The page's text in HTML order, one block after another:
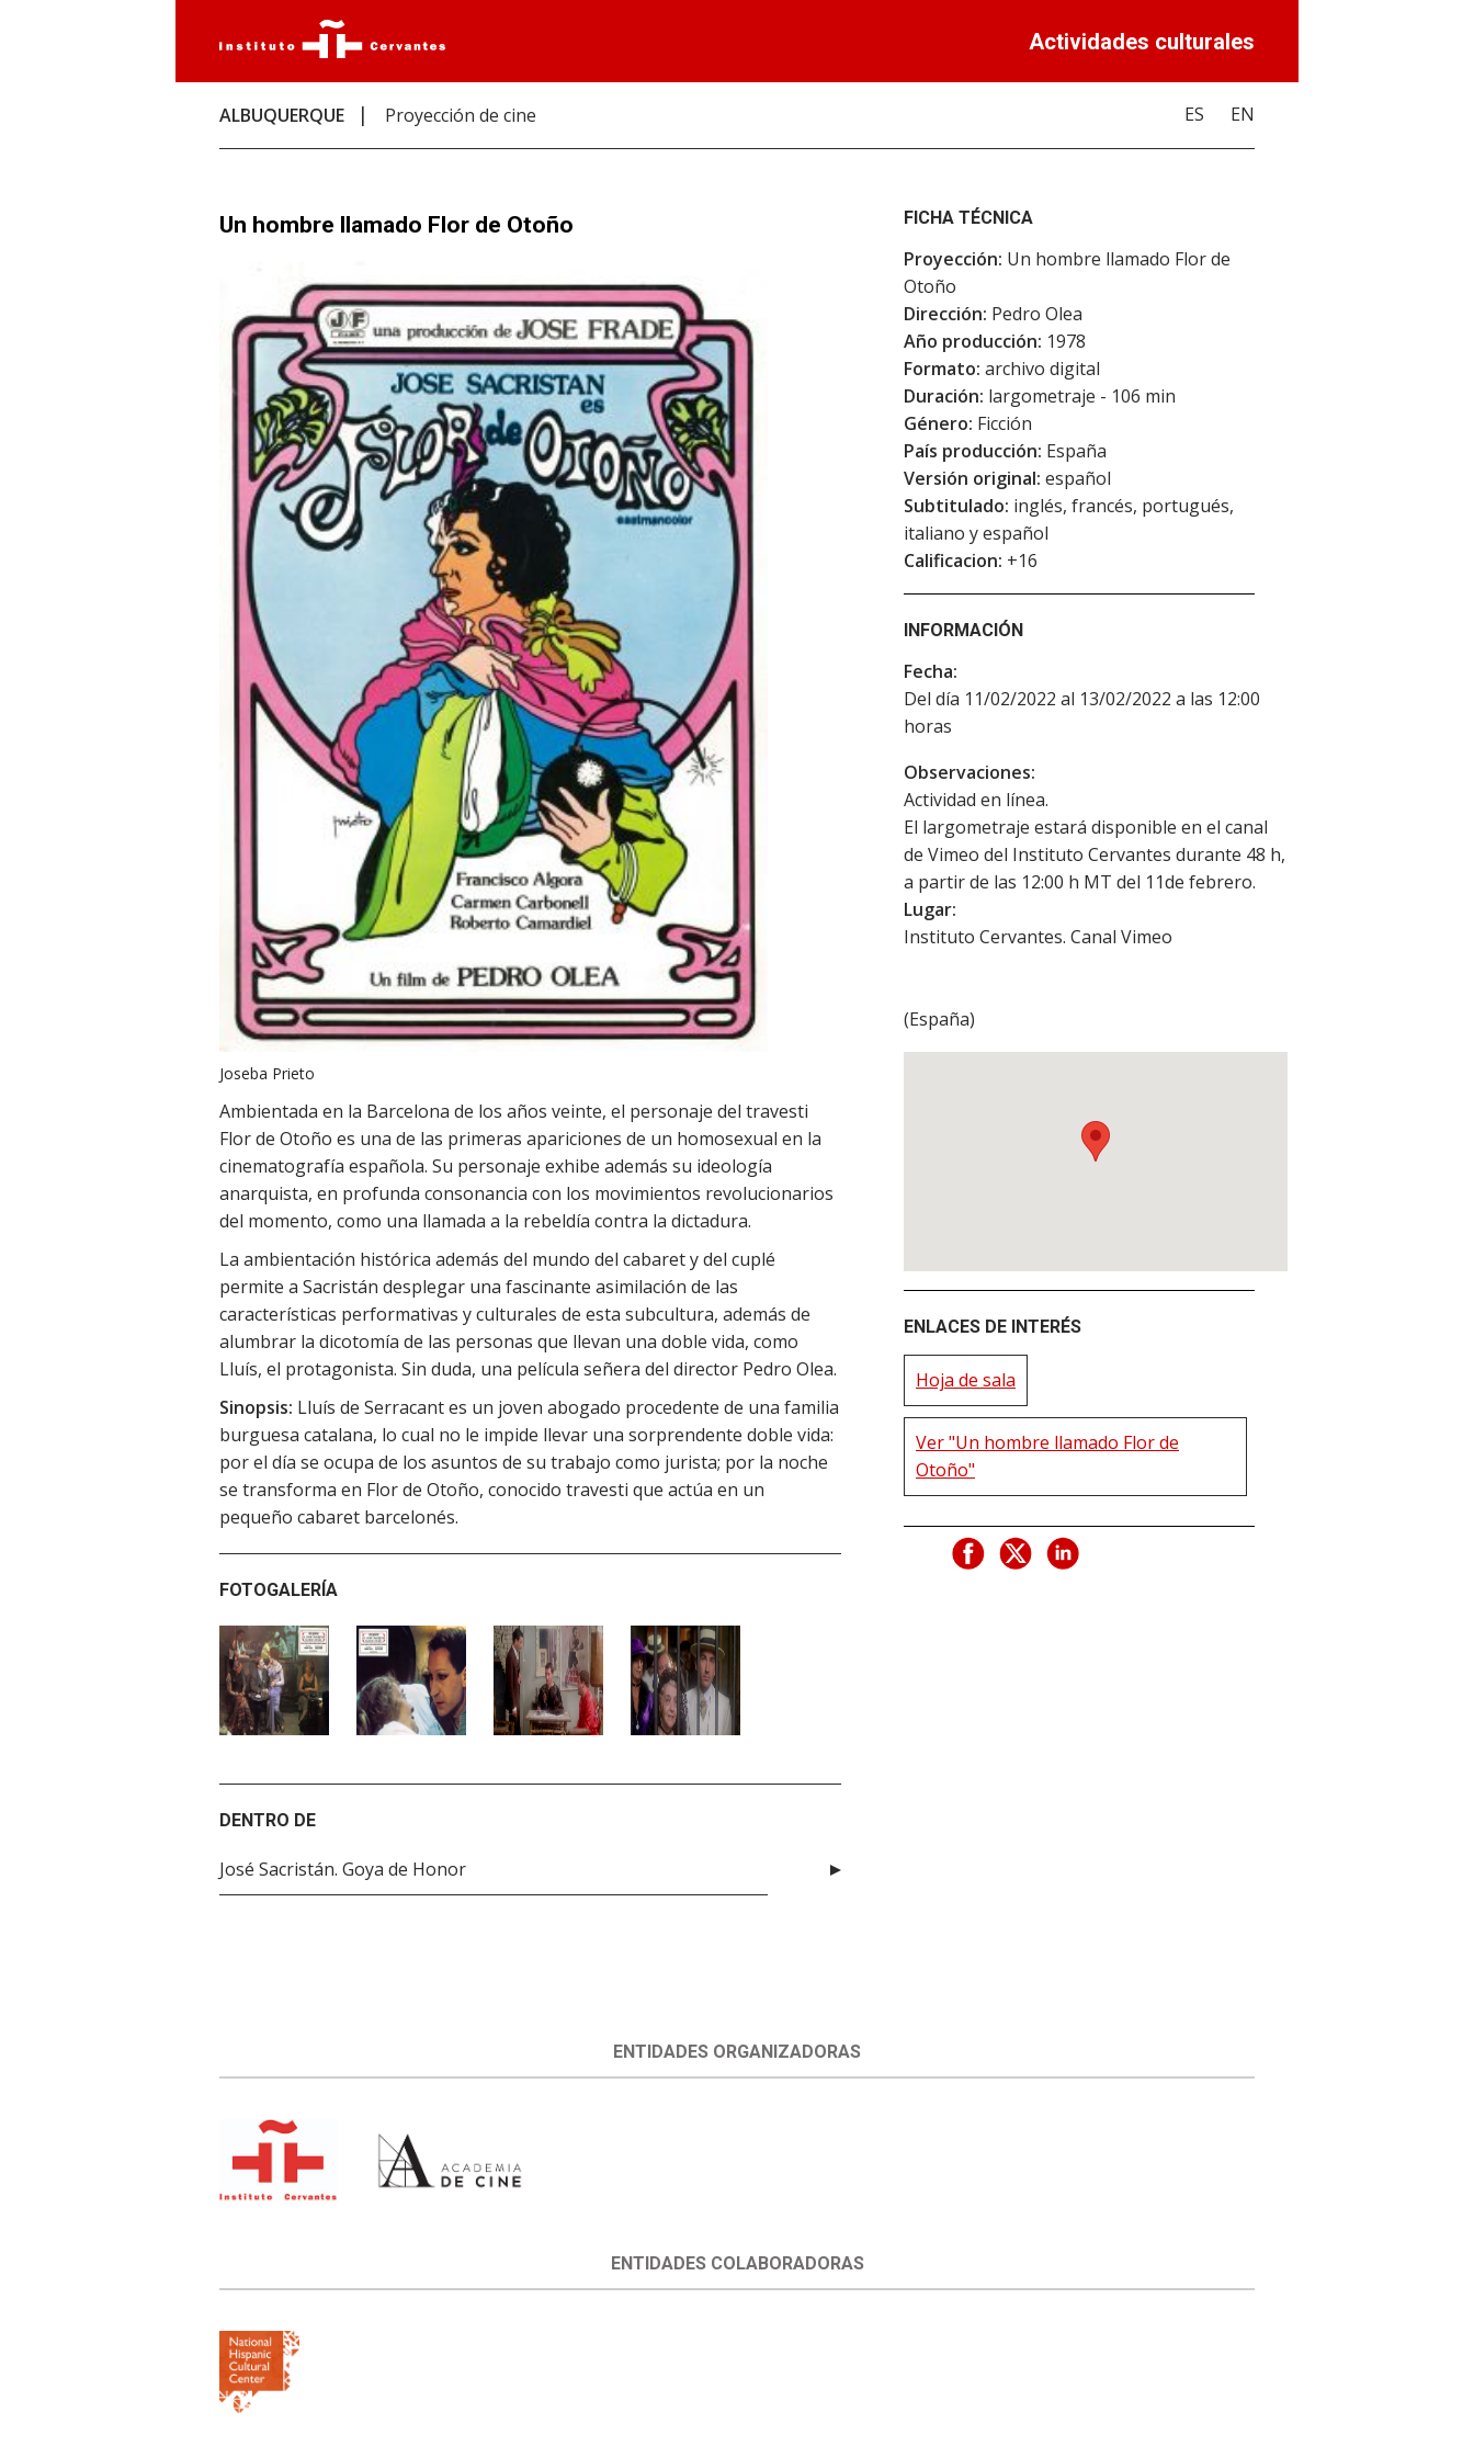
Actividades culturales
ALBUQUERQUE Proyección de cine ES EN
Un hombre llamado Flor de Otoño
Joseba Prieto
Ambientada en la Barcelona de los años veinte, el personaje del travesti
Flor de Otoño es una de las primeras apariciones de un homosexual en la
cinematografía española. Su personaje exhibe además su ideología
anarquista, en profunda consonancia con los movimientos revolucionarios
del momento, como una llamada a la rebeldía contra la dictadura.
La ambientación histórica además del mundo del cabaret y del cuplé
permite a Sacristán desplegar una fascinante asimilación de las
características performativas y culturales de esta subcultura, además de
alumbrar la dicotomía de las personas que llevan una doble vida, como
Lluís, el protagonista. Sin duda, una película señera del director Pedro Olea.
Sinopsis: Lluís de Serracant es un joven abogado procedente de una familia
burguesa catalana, lo cual no le impide llevar una sorprendente doble vida:
por el día se ocupa de los asuntos de su trabajo como jurista; por la noche
se transforma en Flor de Otoño, conocido travesti que actúa en un
pequeño cabaret barcelonés.
FOTOGALERÍA
DENTRO DE
José Sacristán. Goya de Honor
FICHA TÉCNICA
Proyección: Un hombre llamado Flor de
Otoño
Dirección: Pedro Olea
Año producción: 1978
Formato: archivo digital
Duración: largometraje - 106 min
Género: Ficción
País producción: España
Versión original: español
Subtitulado: inglés, francés, portugués,
italiano y español
Calificacion: +16
INFORMACIÓN
Fecha:
Del día 11/02/2022 al 13/02/2022 a las 12:00
horas
Observaciones:
Actividad en línea.
El largometraje estará disponible en el canal
de Vimeo del Instituto Cervantes durante 48 h,
a partir de las 12:00 h MT del 11de febrero.
Lugar:
Instituto Cervantes. Canal Vimeo
(España)
ENLACES DE INTERÉS
Hoja de sala
Ver "Un hombre llamado Flor de
Otoño"
ENTIDADES ORGANIZADORAS
ENTIDADES COLABORADORAS